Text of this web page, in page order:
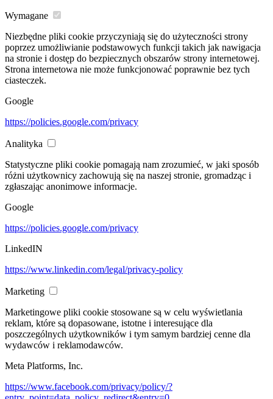
Wymagane
Niezbędne pliki cookie przyczyniają się do użyteczności strony
poprzez umożliwianie podstawowych funkcji takich jak nawigacja
na stronie i dostęp do bezpiecznych obszarów strony internetowej.
Strona internetowa nie może funkcjonować poprawnie bez tych
ciasteczek.
Google
https://policies.google.com/privacy
Analityka
Statystyczne pliki cookie pomagają nam zrozumieć, w jaki sposób
różni użytkownicy zachowują się na naszej stronie, gromadząc i
zgłaszając anonimowe informacje.
Google
https://policies.google.com/privacy
LinkedIN
https://www.linkedin.com/legal/privacy-policy
Marketing
Marketingowe pliki cookie stosowane są w celu wyświetlania
reklam, które są dopasowane, istotne i interesujące dla
poszczególnych użytkowników i tym samym bardziej cenne dla
wydawców i reklamodawców.
Meta Platforms, Inc.
https://www.facebook.com/privacy/policy/?